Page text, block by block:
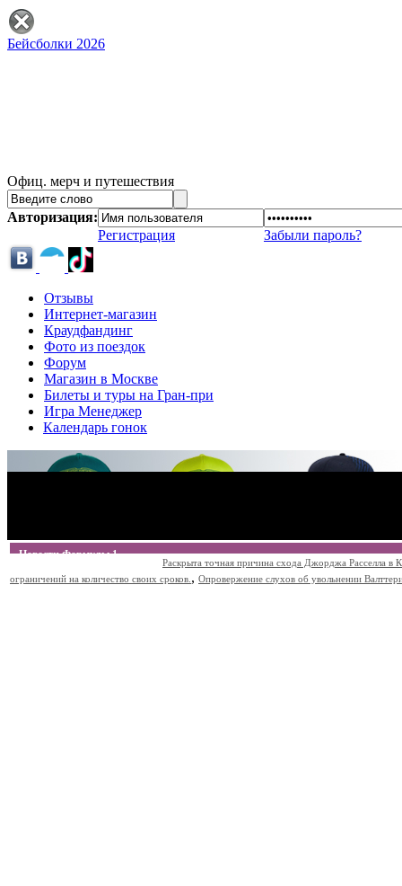
Бейсболки 2026
Офиц. мерч и путешествия
Авторизация:
Регистрация
Забыли пароль?
Отзывы
Интернет-магазин
Краудфандинг
Фото из поездок
Форум
Магазин в Москве
Билеты и туры на Гран-при
Игра Менеджер
Календарь гонок
Новости Формулы 1
Раскрыта точная причина схода Джорджа Расселла в
ограничений на количество своих сроков. , Опровержение слухов об увольнении